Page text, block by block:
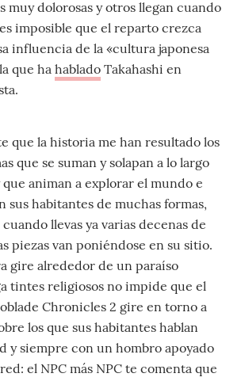
muy dolorosas y otros llegan cuando
imposible que el reparto crezca
influencia de la «cultura japonesa
que ha hablado Takahashi en
que la historia me han resultado los
que se suman y solapan a lo largo
animan a explorar el mundo e
sus habitantes de muchas formas,
llevas ya varias decenas de
piezas van poniéndose en su sitio.
gire alrededor de un paraíso
tintes religiosos no impide que el
Chronicles 2 gire en torno a
los que sus habitantes hablan
y siempre con un hombro apoyado
el NPC más NPC te comenta que